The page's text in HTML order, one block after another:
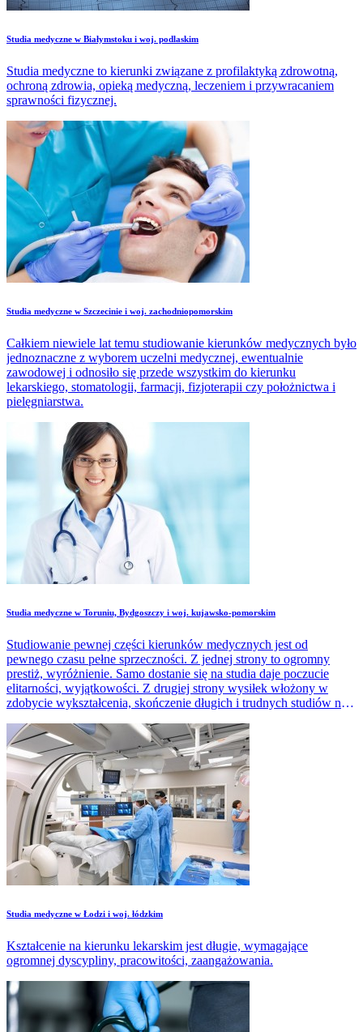
Studia medyczne w Białymstoku i woj. podlaskim
Studia medyczne to kierunki związane z profilaktyką zdrowotną,
ochroną zdrowia, opieką medyczną, leczeniem i przywracaniem
sprawności fizycznej.
Studia medyczne w Szczecinie i woj. zachodniopomorskim
Całkiem niewiele lat temu studiowanie kierunków medycznych było
jednoznaczne z wyborem uczelni medycznej, ewentualnie
zawodowej i odnosiło się przede wszystkim do kierunku
lekarskiego, stomatologii, farmacji, fizjoterapii czy położnictwa i
pielęgniarstwa.
Studia medyczne w Toruniu, Bydgoszczy i woj. kujawsko-pomorskim
Studiowanie pewnej części kierunków medycznych jest od
pewnego czasu pełne sprzeczności. Z jednej strony to ogromny
prestiż, wyróżnienie. Samo dostanie się na studia daje poczucie
elitarności, wyjątkowości. Z drugiej strony wysiłek włożony w
zdobycie wykształcenia, skończenie długich i trudnych studiów nie
wynagrodzeniem. Wielu młodych ludzi szuka pracy za granicą.
Studia medyczne w Łodzi i woj. łódzkim
Kształcenie na kierunku lekarskim jest długie, wymagające
ogromnej dyscypliny, pracowitości, zaangażowania.